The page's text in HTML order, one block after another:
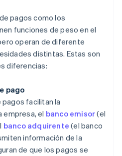
pagos como los
funciones de peso en el
operan de diferente
distintas. Estas son
diferencias:
pago
facilitan la
empresa, el banco emisor(el
banco adquirente (el banco
información de la
de que los pagos se